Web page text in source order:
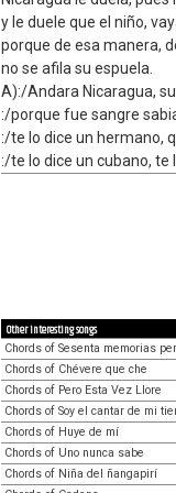
y le duele que el niño,
porque de esa manera,
no se afila su espuela.
A):/Andara Nicaragua,
:/porque fue sangre
:/te lo dice un hermano,
:/te lo dice un cubano, te
Other interesting songs
Chords of Sesenta memorias
Chords of Chévere que che
Chords of Pero Esta Vez Llore
Chords of Soy el cantar de mi
Chords of Huye de mí
Chords of Uno nunca sabe
Chords of Niña del ñangapirí